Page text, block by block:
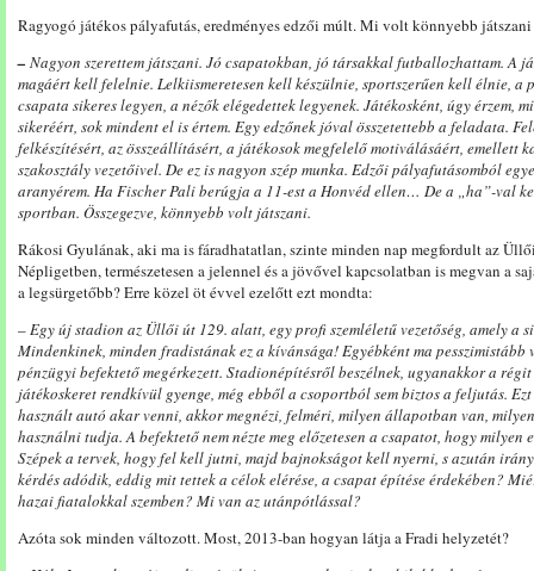
Ragyogó játékos pályafutás, eredményes edzői múlt. Mi volt könnyebb
– Nagyon szerettem játszani. Jó csapatokban, jó társakkal futballozhattam. A
magáért kell felelnie. Lelkiismeretesen kell készülnie, sportszerűen kell élnie, a
csapata sikeres legyen, a nézők elégedettek legyenek. Játékosként, úgy érzem,
sikeréért, sok mindent el is értem. Egy edzőnek jóval összetettebb a feladata.
felkészítésért, az összeállításért, a játékosok megfelelő motiválásáért, emellett
szakosztály vezetőivel. De ez is nagyon szép munka. Edzői pályafutásomból
aranyérem. Ha Fischer Pali berúgja a 11-est a Honvéd ellen… De a „ha”-val
sportban. Összegezve, könnyebb volt játszani.
Rákosi Gyulának, aki ma is fáradhatatlan, szinte minden nap megfordult az
Népligetben, természetesen a jelennel és a jövővel kapcsolatban is megvan a
a legsürgetőbb? Erre közel öt évvel ezelőtt ezt mondta:
–Egy új stadion az Üllői út 129. alatt, egy profi szemléletű vezetőség, amely a
Mindenkinek, minden fradistának ez a kívánsága! Egyébként ma
pénzügyi befektető megérkezett. Stadionépítésről beszélnek, ugyanakkor a
játékoskeret rendkívül gyenge, még ebből a csoportból sem biztos a feljutás.
használt autó akar venni, akkor megnézi, felméri, milyen állapotban van,
használni tudja. A befektető nem nézte meg előzetesen a csapatot, hogy
Szépek a tervek, hogy fel kell jutni, majd bajnokságot kell nyerni, s azután
kérdés adódik, eddig mit tettek a célok elérése, a csapat építése érdekében?
hazai fiatalokkal szemben? Mi van az utánpótlással?
Azóta sok minden változott. Most, 2013-ban hogyan látja a Fradi helyzetét?